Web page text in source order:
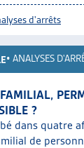
d'arrêts
• ANALYSES
?
dans quatre
de